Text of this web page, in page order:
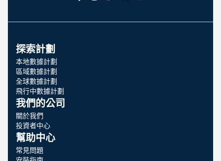
探索計劃
本地數據計劃
區域數據計劃
全球數據計劃
飛行中數據計劃
我們的公司
關於我們
投資者中心
幫助中心
常見問題